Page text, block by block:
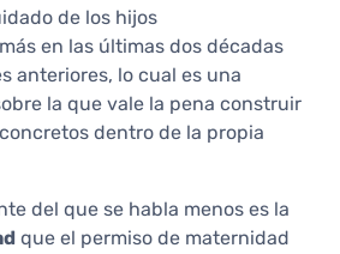
de los hijos
en las últimas dos décadas
anteriores, lo cual es una
la que vale la pena construir
dentro de la propia
del que se habla menos es la
que el permiso de maternidad